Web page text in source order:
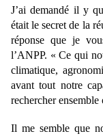
J’ai demandé il y
était le secret de la
réponse que je
l’ANPP. « Ce qui
climatique,
avant tout notre
rechercher
Il me semble que